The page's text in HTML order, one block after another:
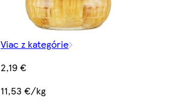
Viac z kategórie
2,19 €
11,53 €/kg